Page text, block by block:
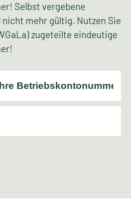
Selbst vergebene
mehr gültig. Nutzen Sie
zugeteilte eindeutige